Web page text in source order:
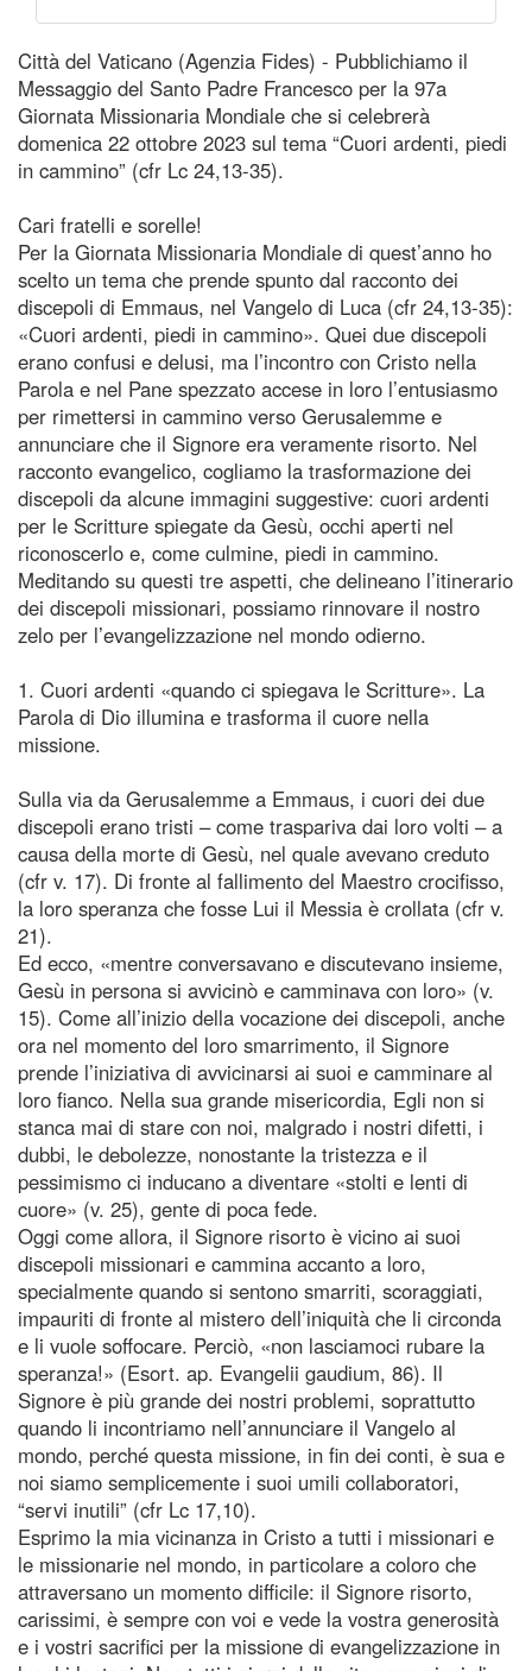
Città del Vaticano (Agenzia Fides) - Pubblichiamo il
Messaggio del Santo Padre Francesco per la 97a
Giornata Missionaria Mondiale che si celebrerà
domenica 22 ottobre 2023 sul tema “Cuori ardenti, piedi
in cammino” (cfr Lc 24,13-35).
Cari fratelli e sorelle!
Per la Giornata Missionaria Mondiale di quest’anno ho
scelto un tema che prende spunto dal racconto dei
discepoli di Emmaus, nel Vangelo di Luca (cfr 24,13-35):
«Cuori ardenti, piedi in cammino». Quei due discepoli
erano confusi e delusi, ma l’incontro con Cristo nella
Parola e nel Pane spezzato accese in loro l’entusiasmo
per rimettersi in cammino verso Gerusalemme e
annunciare che il Signore era veramente risorto. Nel
racconto evangelico, cogliamo la trasformazione dei
discepoli da alcune immagini suggestive: cuori ardenti
per le Scritture spiegate da Gesù, occhi aperti nel
riconoscerlo e, come culmine, piedi in cammino.
Meditando su questi tre aspetti, che delineano l’itinerario
dei discepoli missionari, possiamo rinnovare il nostro
zelo per l’evangelizzazione nel mondo odierno.
1. Cuori ardenti «quando ci spiegava le Scritture». La
Parola di Dio illumina e trasforma il cuore nella
missione.
Sulla via da Gerusalemme a Emmaus, i cuori dei due
discepoli erano tristi – come traspariva dai loro volti – a
causa della morte di Gesù, nel quale avevano creduto
(cfr v. 17). Di fronte al fallimento del Maestro crocifisso,
la loro speranza che fosse Lui il Messia è crollata (cfr v.
21).
Ed ecco, «mentre conversavano e discutevano insieme,
Gesù in persona si avvicinò e camminava con loro» (v.
15). Come all’inizio della vocazione dei discepoli, anche
ora nel momento del loro smarrimento, il Signore
prende l’iniziativa di avvicinarsi ai suoi e camminare al
loro fianco. Nella sua grande misericordia, Egli non si
stanca mai di stare con noi, malgrado i nostri difetti, i
dubbi, le debolezze, nonostante la tristezza e il
pessimismo ci inducano a diventare «stolti e lenti di
cuore» (v. 25), gente di poca fede.
Oggi come allora, il Signore risorto è vicino ai suoi
discepoli missionari e cammina accanto a loro,
specialmente quando si sentono smarriti, scoraggiati,
impauriti di fronte al mistero dell’iniquità che li circonda
e li vuole soffocare. Perciò, «non lasciamoci rubare la
speranza!» (Esort. ap. Evangelii gaudium, 86). Il
Signore è più grande dei nostri problemi, soprattutto
quando li incontriamo nell’annunciare il Vangelo al
mondo, perché questa missione, in fin dei conti, è sua e
noi siamo semplicemente i suoi umili collaboratori,
“servi inutili” (cfr Lc 17,10).
Esprimo la mia vicinanza in Cristo a tutti i missionari e
le missionarie nel mondo, in particolare a coloro che
attraversano un momento difficile: il Signore risorto,
carissimi, è sempre con voi e vede la vostra generosità
e i vostri sacrifici per la missione di evangelizzazione in